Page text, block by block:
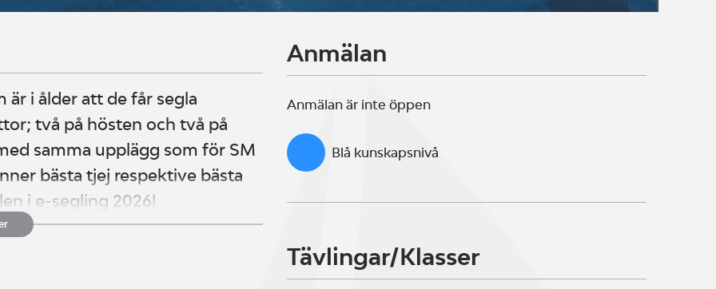
är i ålder att de får segla
två på hösten och två på
samma upplägg som för SM
bästa tjej respektive bästa
i e-segling 2026!
Anmälan
Anmälan är inte öppen
Blå kunskapsnivå
Tävlingar/Klasser